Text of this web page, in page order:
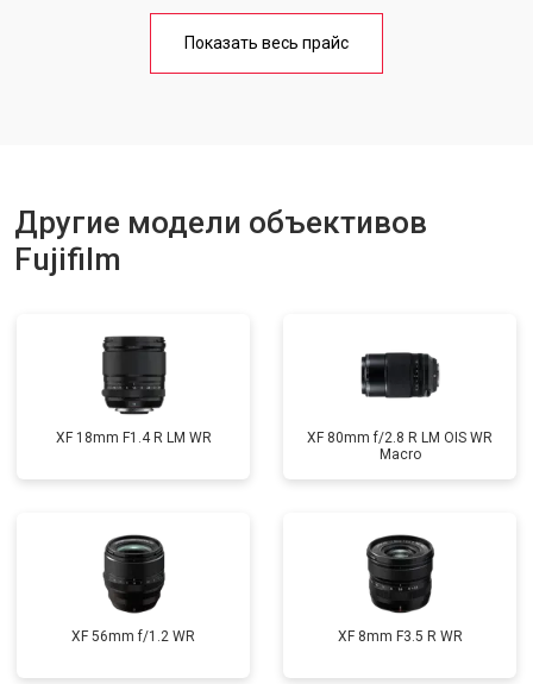
Показать весь прайс
Другие модели объективов
Fujifilm
XF 18mm F1.4 R LM WR
XF 80mm f/2.8 R LM OIS WR
Macro
XF 56mm f/1.2 WR XF 8mm F3.5 R WR